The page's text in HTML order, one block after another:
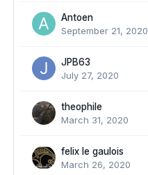
Antoen
September 21, 2020
JPB63
July 27, 2020
theophile
March 31, 2020
felix le gaulois
March 26, 2020